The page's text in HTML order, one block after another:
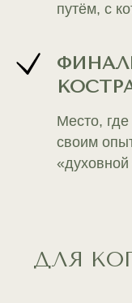
путём, с
Место,
своим
ДЛЯ